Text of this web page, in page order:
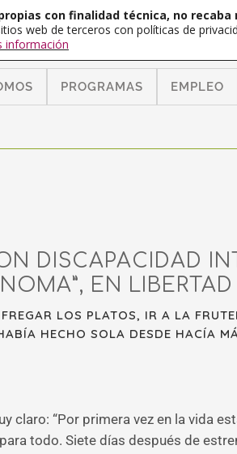
PROGRAMAS EMPLEO
DISCAPACIDAD
EN
LOS PLATOS, IR A LA
HECHO SOLA DESDE HACÍA
claro: “Por primera vez en la vida
todo. Siete días después de
con finalidad técnica, no
web de terceros con políticas de
información